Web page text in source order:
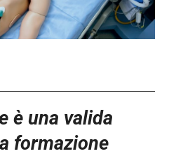
è una valida
formazione